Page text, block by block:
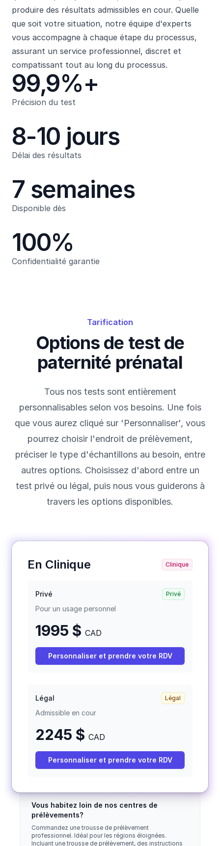
produire des résultats admissibles en cour. Quelle
que soit votre situation, notre équipe d'experts
vous accompagne à chaque étape du processus,
assurant un service professionnel, discret et
compatissant tout au long du processus.
Précision du test
99,9%+
Délai des résultats
8-10 jours
Disponible dès
7 semaines
Confidentialité garantie
100%
Tarification
Options de test de
paternité prénatal
Tous nos tests sont entièrement
personnalisables selon vos besoins. Une fois
que vous aurez cliqué sur 'Personnaliser', vous
pourrez choisir l'endroit de prélèvement,
préciser le type d'échantillons au besoin, entre
autres options. Choisissez d'abord entre un
test privé ou légal, puis nous vous guiderons à
travers les options disponibles.
En Clinique Clinique
Privé Privé
Pour un usage personnel
1995 $ CAD
Personnaliser et prendre votre RDV
Légal Légal
Admissible en cour
2245 $ CAD
Personnaliser et prendre votre RDV
Vous habitez loin de nos centres de
prélèvements?
Commandez une trousse de prélèvement
professionnel. Idéal pour les régions éloignées.
Incluant une trousse de prélèvement, des instructions